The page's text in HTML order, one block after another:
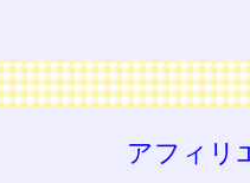
アフィリ